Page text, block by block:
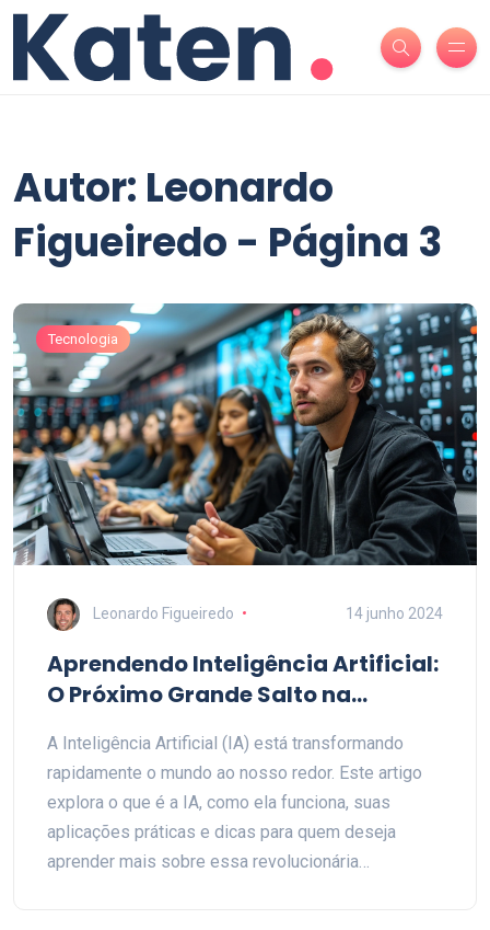
Autor: Leonardo
Figueiredo - Página 3
Tecnologia
Leonardo Figueiredo 14 junho 2024
Aprendendo Inteligência Artificial:
O Próximo Grande Salto na
A Inteligência Artificial (IA) está transformando
rapidamente o mundo ao nosso redor. Este artigo
explora o que é a IA, como ela funciona, suas
aplicações práticas e dicas para quem deseja
aprender mais sobre essa revolucionária